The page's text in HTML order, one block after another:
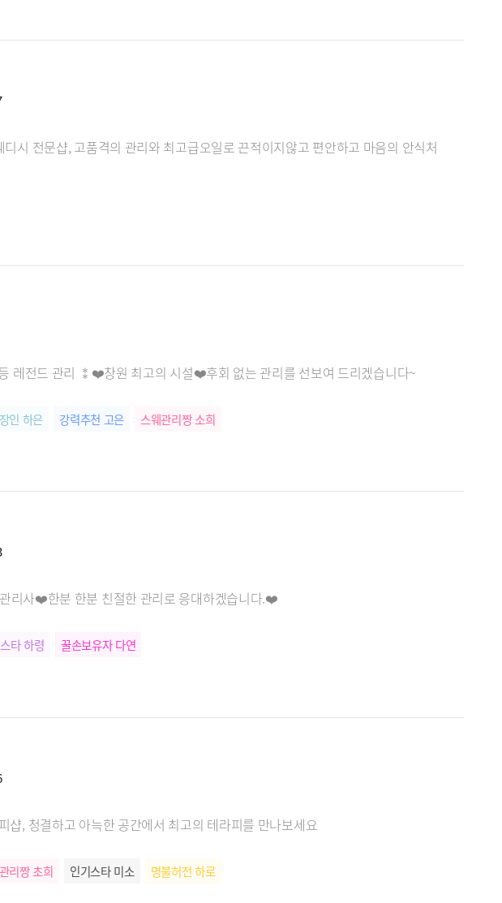
시 전문샵, 고품격의 관리와 최고급오일로 끈적이지않고 편안하고 마음의 안식처
레전드 관리 ⁑❤️창원 최고의 시설❤️후회 없는 관리를 선보여 드리겠습니다~
인 하은 강력추천 고은 스웨관리짱 소희
리사❤️한분 한분 친절한 관리로 응대하겠습니다.❤️
타 하령 꿀손보유자 다연
샵, 청결하고 아늑한 공간에서 최고의 테라피를 만나보세요
리짱 초희 인기스타 미소 명불허전 하로